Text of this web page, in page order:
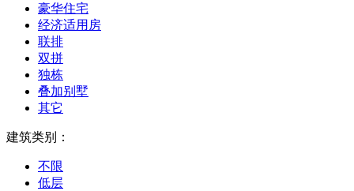
豪华住宅
经济适用房
联排
双拼
独栋
叠加别墅
其它
建筑类别：
不限
低层